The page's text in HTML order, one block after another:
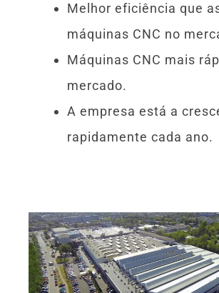
Melhor eficiência que
máquinas CNC no
Máquinas CNC mais
mercado.
A empresa está a
rapidamente cada ano.